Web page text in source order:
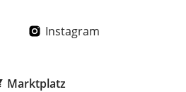
Instagram
Marktplatz